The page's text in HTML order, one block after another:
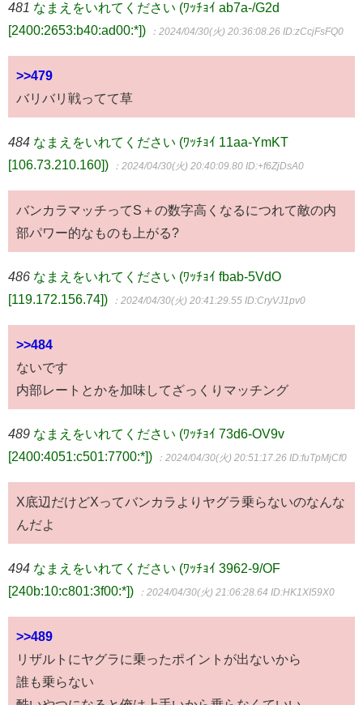
481 なまえをいれてください (ﾜｯﾁｮｲ ab7a-/G2d
[2400:2653:b40:ad00:*])
：2024/04/30(火) 20:36:08.26 ID:zCcjFsFQ0
>>479
バリバリ戦ってて草
484 なまえをいれてください (ﾜｯﾁｮｲ 11aa-YmKT
[106.73.210.160])
：2024/04/30(火) 20:40:09.80 ID:+f6ZjDsA0
バンカラマッチってS＋の数字高くなるにつれて敵の内
部パワー的なものも上がる?
486 なまえをいれてください (ﾜｯﾁｮｲ fbab-5VdO
[119.172.156.74])
：2024/04/30(火) 20:41:29.55 ID:CryVJ1pv0
>>484
ないです
内部レートとかを加味してざっくりマッチング
489 なまえをいれてください (ﾜｯﾁｮｲ 73d6-OV9v
[2400:4051:c501:7700:*])
：2024/04/30(火) 20:51:17.26 ID:fuTpMjCf0
X底辺だけどXってバンカラよりヤグラ乗らないのなんな
んだよ
494 なまえをいれてください (ﾜｯﾁｮｲ 3962-9/OF
[240b:10:c801:3f00:*])
：2024/04/30(火) 21:06:28.64 ID:HK1XI59X0
>>489
リザルトにヤグラに乗ったポイントが出ないから
誰も乗らない